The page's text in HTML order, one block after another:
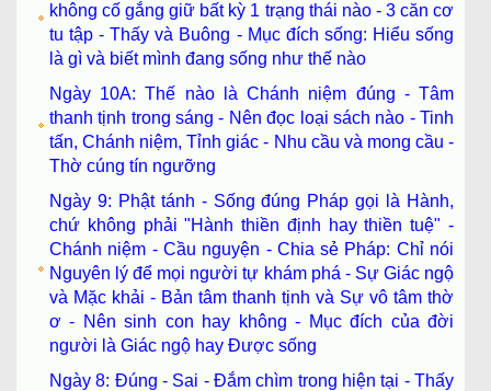
không cố gắng giữ bất kỳ 1 trạng thái nào - 3 căn cơ
tu tập - Thấy và Buông - Mục đích sống: Hiểu sống
là gì và biết mình đang sống như thế nào
Ngày 10A: Thế nào là Chánh niệm đúng - Tâm
thanh tịnh trong sáng - Nên đọc loại sách nào - Tinh
tấn, Chánh niệm, Tỉnh giác - Nhu cầu và mong cầu -
Thờ cúng tín ngưỡng
Ngày 9: Phật tánh - Sống đúng Pháp gọi là Hành,
chứ không phải "Hành thiền định hay thiền tuệ" -
Chánh niệm - Cầu nguyện - Chia sẻ Pháp: Chỉ nói
Nguyên lý để mọi người tự khám phá - Sự Giác ngộ
và Mặc khải - Bản tâm thanh tịnh và Sự vô tâm thờ
ơ - Nên sinh con hay không - Mục đích của đời
người là Giác ngộ hay Được sống
Ngày 8: Đúng - Sai - Đắm chìm trong hiện tại - Thấy